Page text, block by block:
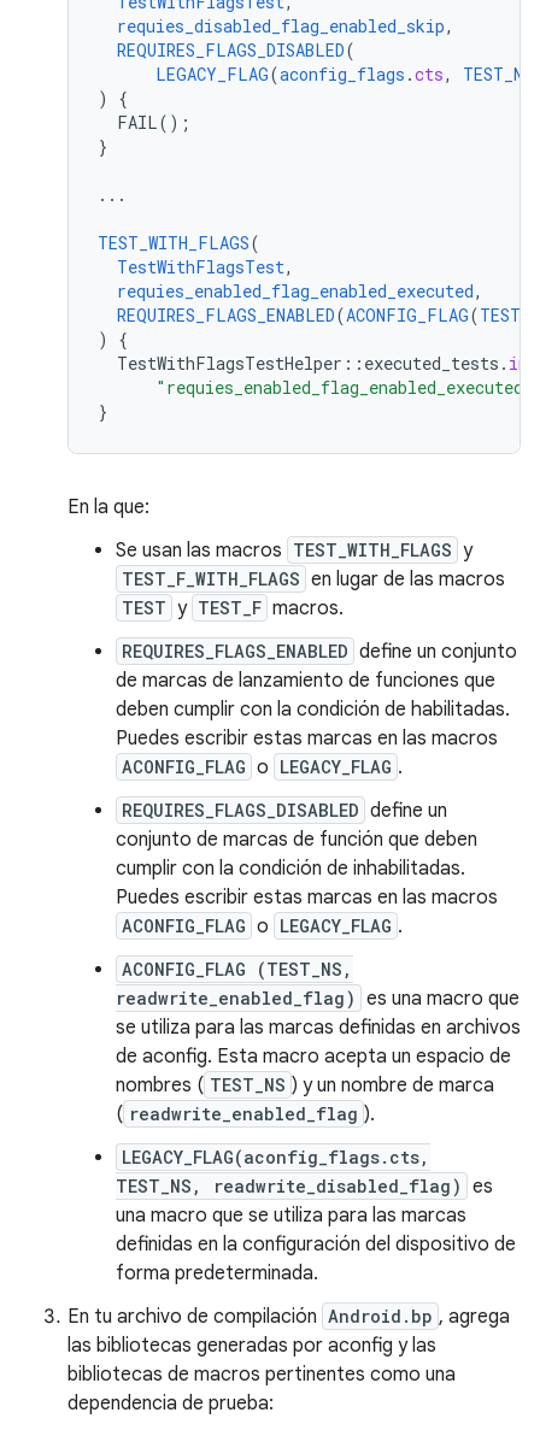
requies_disabled_flag_enabled_skip,
REQUIRES_FLAGS_DISABLED(
LEGACY_FLAG(aconfig_flags .cts, TEST_NS
)
{
FAIL() ;
}
...
TEST_WITH_FLAGS(
TestWithFlagsTest,
requies_enabled_flag_enabled_executed,
REQUIRES_FLAGS_ENABLED(ACONFIG_FLAG(
)
{
TestWithFlagsTestHelper : : executed_tests .
"requies_enabled_flag_enabled_executed"
}
En la que:
Se usan las macros TEST_WITH_FLAGS y
TEST_F_WITH_FLAGS en lugar de las macros
TEST y TEST_F macros.
REQUIRES_FLAGS_ENABLED define un conjunto
de marcas de lanzamiento de funciones que
deben cumplir con la condición de habilitadas.
Puedes escribir estas marcas en las macros
ACONFIG_FLAG o LEGACY_FLAG .
REQUIRES_FLAGS_DISABLED define un
conjunto de marcas de función que deben
cumplir con la condición de inhabilitadas.
Puedes escribir estas marcas en las macros
ACONFIG_FLAG o LEGACY_FLAG .
ACONFIG_FLAG (TEST_NS,
readwrite_enabled_flag) es una macro que
se utiliza para las marcas definidas en archivos
de aconfig. Esta macro acepta un espacio de
nombres ( TEST_NS ) y un nombre de marca
( readwrite_enabled_flag ).
LEGACY_FLAG(aconfig_flags.cts,
TEST_NS, readwrite_disabled_flag) es
una macro que se utiliza para las marcas
definidas en la configuración del dispositivo de
forma predeterminada.
En tu archivo de compilación Android.bp , agrega
las bibliotecas generadas por aconfig y las
bibliotecas de macros pertinentes como una
dependencia de prueba: